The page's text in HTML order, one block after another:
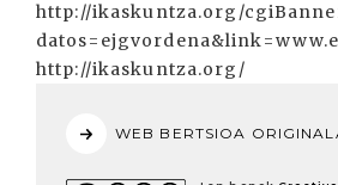
http://ikaskuntza.org/
http://ikaskuntza.org/
WEB BERTSIOA